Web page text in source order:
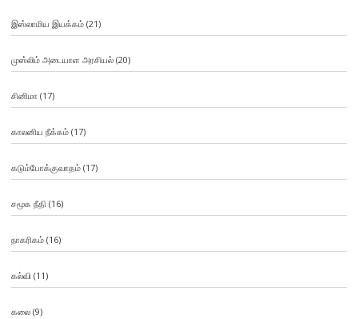
இஸ்லாமிய இயக்கம்(21)
முஸ்லிம் அடையாள அரசியல்(20)
சினிமா (17)
காலனிய நீக்கம்(17)
கடும்போக்குவாதம்(17)
சமூக நீதி (16)
நாகரிகம்(16)
கல்வி (11)
கலை(9)